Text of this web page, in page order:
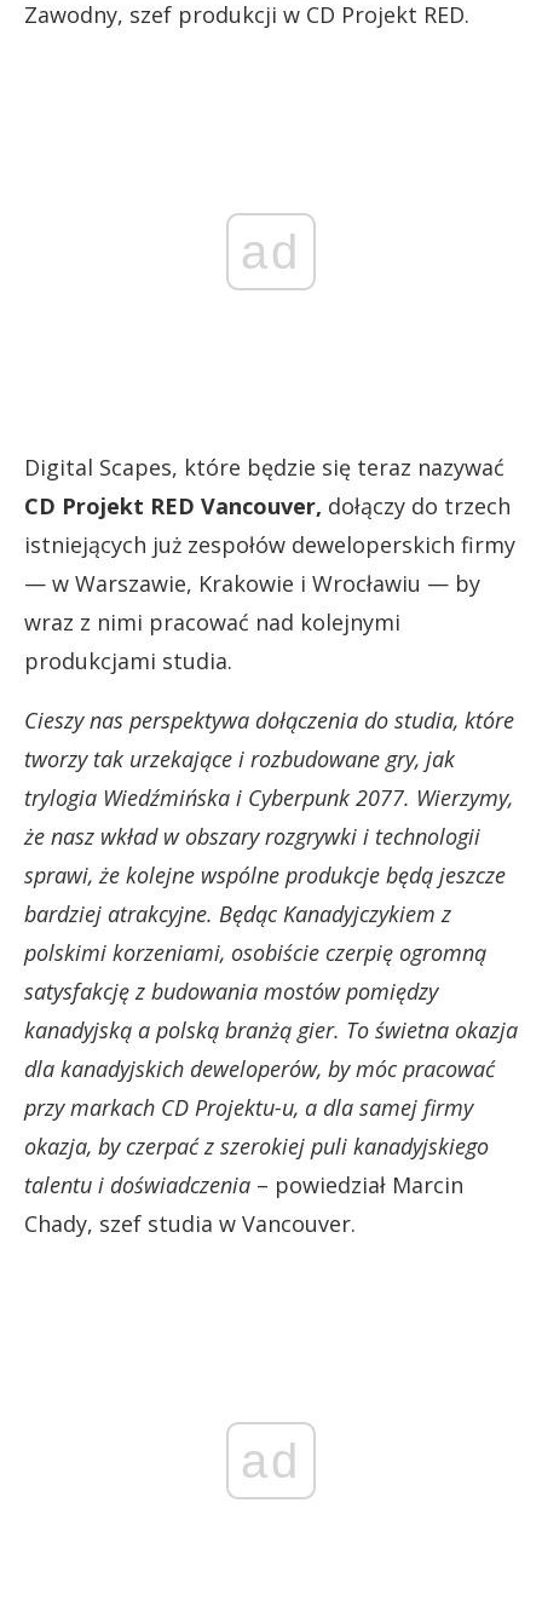
Zawodny, szef produkcji w CD Projekt RED.
ad
Digital Scapes, które będzie się teraz nazywać
CD Projekt RED Vancouver, dołączy do trzech
istniejących już zespołów deweloperskich firmy
— w Warszawie, Krakowie i Wrocławiu — by
wraz z nimi pracować nad kolejnymi
produkcjami studia.
Cieszy nas perspektywa dołączenia do studia, które
tworzy tak urzekające i rozbudowane gry, jak
trylogia Wiedźmińska i Cyberpunk 2077. Wierzymy,
że nasz wkład w obszary rozgrywki i technologii
sprawi, że kolejne wspólne produkcje będą jeszcze
bardziej atrakcyjne. Będąc Kanadyjczykiem z
polskimi korzeniami, osobiście czerpię ogromną
satysfakcję z budowania mostów pomiędzy
kanadyjską a polską branżą gier. To świetna okazja
dla kanadyjskich deweloperów, by móc pracować
przy markach CD Projektu-u, a dla samej firmy
okazja, by czerpać z szerokiej puli kanadyjskiego
talentu i doświadczenia – powiedział Marcin
Chady, szef studia w Vancouver.
ad